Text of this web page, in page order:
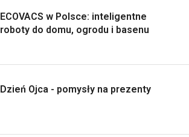
ECOVACS w Polsce: inteligentne
roboty do domu, ogrodu i basenu
Dzień Ojca - pomysły na prezenty